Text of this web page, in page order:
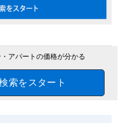
アパートの価格が分かる
索をスタート